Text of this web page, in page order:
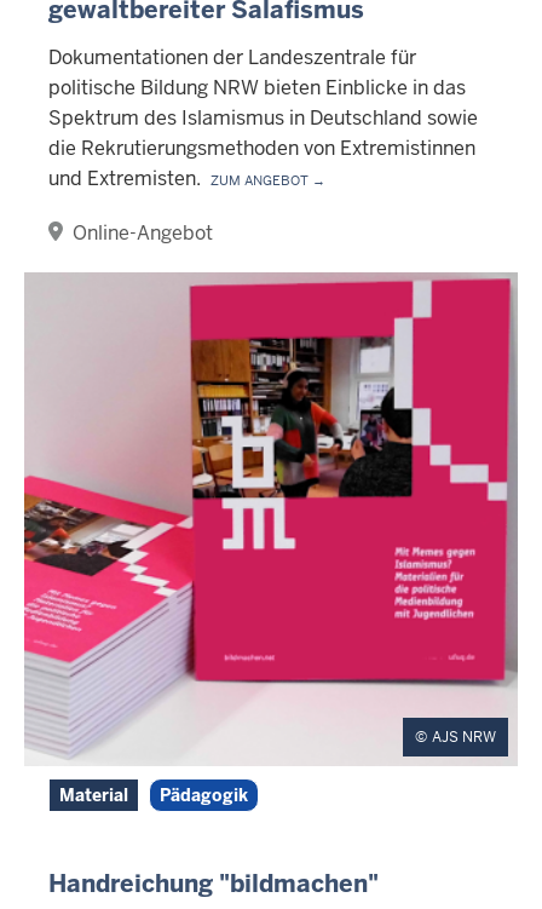
gewaltbereiter Salafismus
Dokumentationen der Landeszentrale für
politische Bildung NRW bieten Einblicke in das
Spektrum des Islamismus in Deutschland sowie
die Rekrutierungsmethoden von Extremistinnen
und Extremisten. Zum Angebot →
Online-Angebot
AJS NRW
Material Pädagogik
Handreichung "bildmachen"